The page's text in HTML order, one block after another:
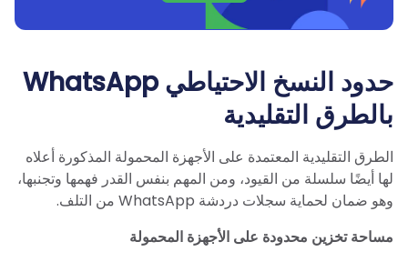
حدود النسخ الاحتياطي WhatsApp
بالطرق التقليدية
الطرق التقليدية المعتمدة على الأجهزة المحمولة المذكورة أعلاه
لها أيضًا سلسلة من القيود، ومن المهم بنفس القدر فهمها وتجنبها،
وهو ضمان لحماية سجلات دردشة WhatsApp من التلف.
مساحة تخزين محدودة على الأجهزة المحمولة